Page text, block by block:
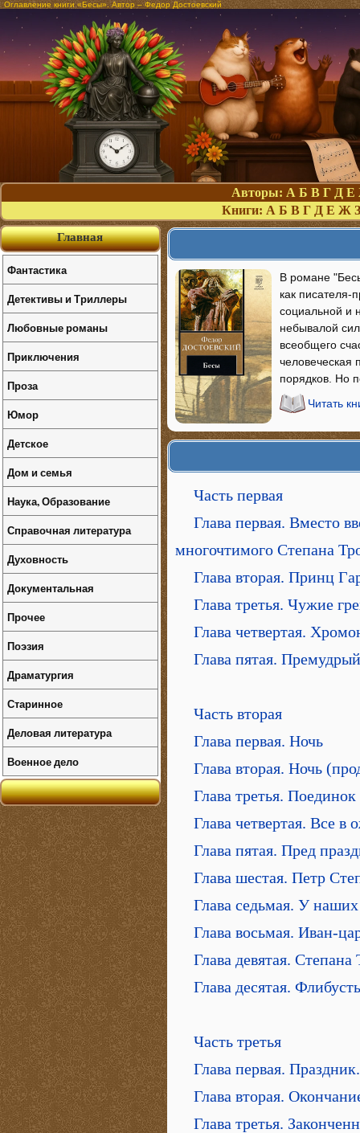
Оглавление книги «Бесы». Автор – Федор Достоевский
Авторы: А Б В Г Д Е
Книги: А Б В Г Д Е Ж З
В романе
как писателя-
социальной и
небывалой
всеобщего
человеческая
порядков. Но
Читать
Часть первая
Глава первая. Вместо
многочтимого Степана
Глава вторая. Принц
Глава третья. Чужие
Глава четвертая.
Глава пятая.
Часть вторая
Глава первая. Ночь
Глава вторая. Ночь
Глава третья. Поединок
Глава четвертая. Все в
Глава пятая. Пред
Глава шестая. Петр
Глава седьмая. У наших
Глава восьмая. Иван-
Глава девятая.
Глава десятая.
Часть третья
Глава первая.
Глава вторая.
Глава третья.
Главная
Фантастика
Детективы и Триллеры
Любовные романы
Приключения
Проза
Юмор
Детское
Дом и семья
Наука, Образование
Справочная литература
Духовность
Документальная
Прочее
Поэзия
Драматургия
Старинное
Деловая литература
Военное дело